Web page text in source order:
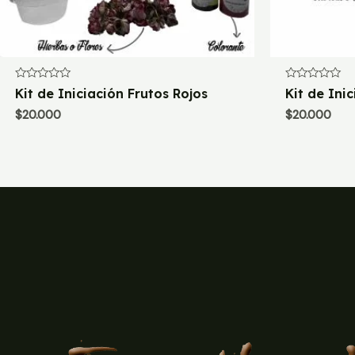
Valorado
con
0
de
Kit de Iniciación Frutos Rojos
$20.000
Valorado
con
0
de
Kit de
$20.000